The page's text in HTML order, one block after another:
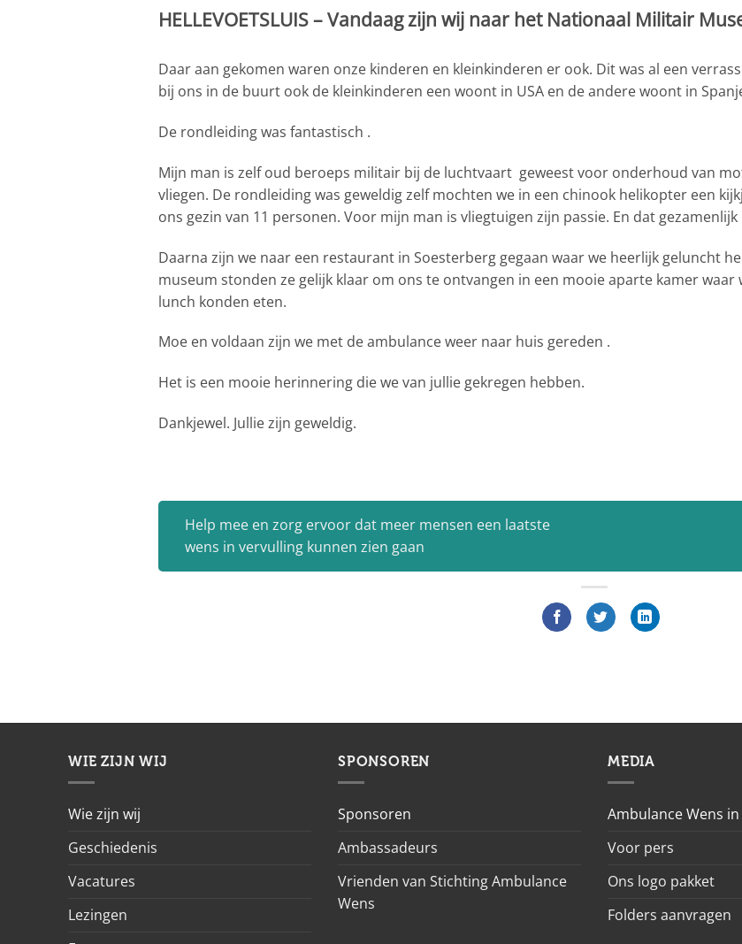
HELLEVOETSLUIS – Vandaag zijn wij naar het Nationaal Militair
Daar aan gekomen waren onze kinderen en kleinkinderen er ook. Dit was al een
bij ons in de buurt ook de kleinkinderen een woont in USA en de andere woont in
De rondleiding was fantastisch .
Mijn man is zelf oud beroeps militair bij de luchtvaart geweest voor onderhoud van
vliegen. De rondleiding was geweldig zelf mochten we in een chinook helikopter een
ons gezin van 11 personen. Voor mijn man is vliegtuigen zijn passie. En dat
Daarna zijn we naar een restaurant in Soesterberg gegaan waar we heerlijk geluncht
museum stonden ze gelijk klaar om ons te ontvangen in een mooie aparte kamer
lunch konden eten.
Moe en voldaan zijn we met de ambulance weer naar huis gereden .
Het is een mooie herinnering die we van jullie gekregen hebben.
Dankjewel. Jullie zijn geweldig.
Help mee en zorg ervoor dat meer mensen een laatste
wens in vervulling kunnen zien gaan
WIE ZIJN WIJ
Wie zijn wij
Geschiedenis
Vacatures
Lezingen
SPONSOREN
Sponsoren
Ambassadeurs
Vrienden van Stichting Ambulance
Wens
MEDIA
Ambulance Wens
Voor pers
Ons logo pakket
Folders aanvragen